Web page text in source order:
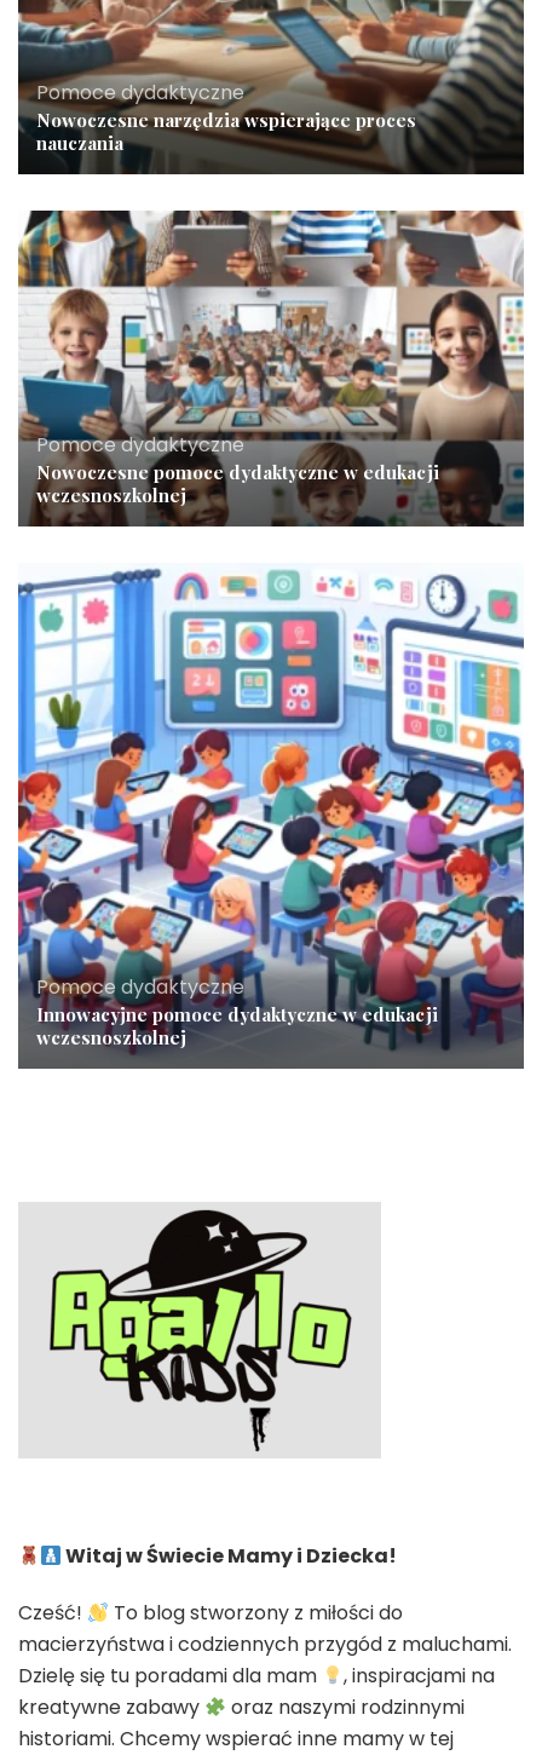
Pomoce dydaktyczne
Nowoczesne narzędzia wspierające proces
nauczania
Pomoce dydaktyczne
Nowoczesne pomoce dydaktyczne w edukacji
wczesnoszkolnej
Pomoce dydaktyczne
Innowacyjne pomoce dydaktyczne w edukacji
wczesnoszkolnej
Witaj w Świecie Mamy i Dziecka!
Cześć!
To blog stworzony z miłości do
macierzyństwa i codziennych przygód z maluchami.
Dzielę się tu poradami dla mam
, inspiracjami na
kreatywne zabawy
oraz naszymi rodzinnymi
historiami. Chcemy wspierać inne mamy w tej